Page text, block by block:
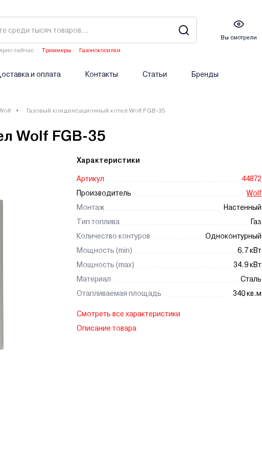
сейчас Триммеры
Газонокосилки
Вы смотрели
и оплата Контакты Статьи Бренды
Газовый конденсационный котел Wolf FGB-35
Wolf FGB-35
Характеристики
Артикул
44872
Производитель
Wolf
Монтаж
Настенный
Тип топлива
Газ
Количество контуров
Одноконтурный
Мощность (min)
6.7 кВт
Мощность (max)
34.9 кВт
Материал
Сталь
Отапливаемая площадь
340 кв.м
Смотреть все характеристики
Описание товара